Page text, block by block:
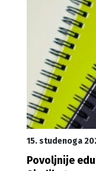
15. studenoga
Povoljnije